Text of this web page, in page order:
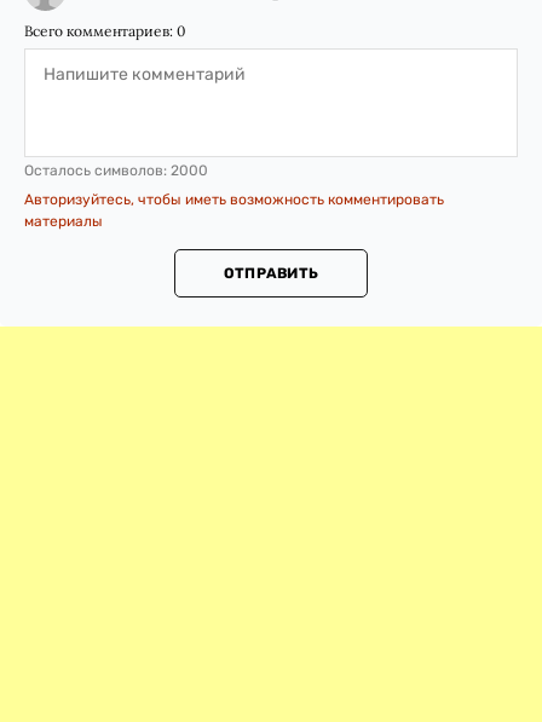
Всего комментариев: 0
Осталось символов: 2000
Авторизуйтесь, чтобы иметь возможность комментировать
материалы
ОТПРАВИТЬ